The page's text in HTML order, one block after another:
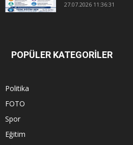
27.07.2026 11:36:31
POPÜLER KATEGORİLER
Politika
FOTO
Spor
Eğitim